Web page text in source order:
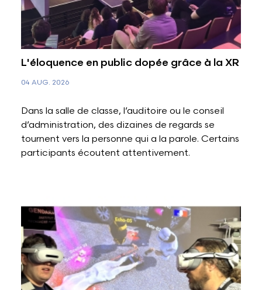
L'éloquence en public dopée grâce à la XR
04 AUG. 2026
Dans la salle de classe, l’auditoire ou le conseil
d’administration, des dizaines de regards se
tournent vers la personne qui a la parole. Certains
participants écoutent attentivement.